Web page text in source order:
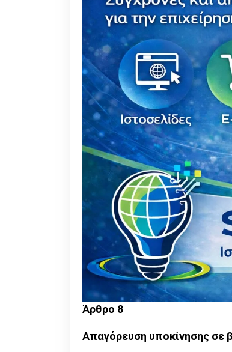
Άρθρο 8
Απαγόρευση υποκίνησης σε